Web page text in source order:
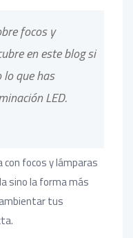
focos y
en este blog si
que has
LED.
con focos y lámparas
sino la forma más
tus